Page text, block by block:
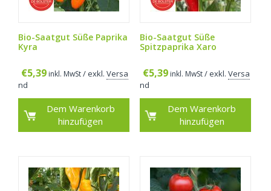
Bio-Saatgut Süße Paprika
Kyra
€5,39 inkl. MwSt/ exkl. Versa
nd
Dem Warenkorb
hinzufügen
Bio-Saatgut Süße
Spitzpaprika Xaro
€5,39 inkl. MwSt / exkl. Versa
nd
Dem Warenkorb
hinzufügen